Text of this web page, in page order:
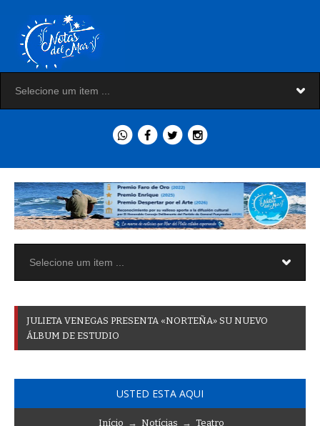
JULIETA VENEGAS PRESENTA «NORTEÑA» SU NUEVO
ÁLBUM DE ESTUDIO
USTED ESTA AQUI
Início → Notícias → Teatro